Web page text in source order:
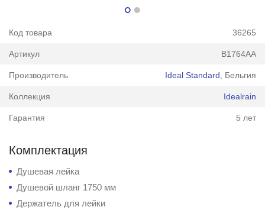
Код товара 36265
Артикул B1764AA
Производитель Ideal Standard , Бельгия
Коллекция Idealrain
Гарантия 5 лет
Комплектация
Душевая лейка
Душевой шланг 1750 мм
Держатель для лейки